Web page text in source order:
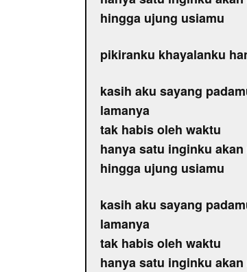
hingga ujung usiamu
pikiranku khayalanku
kasih aku sayang
lamanya
tak habis oleh waktu
hanya satu inginku
hingga ujung usiamu
kasih aku sayang
lamanya
tak habis oleh waktu
hanya satu inginku